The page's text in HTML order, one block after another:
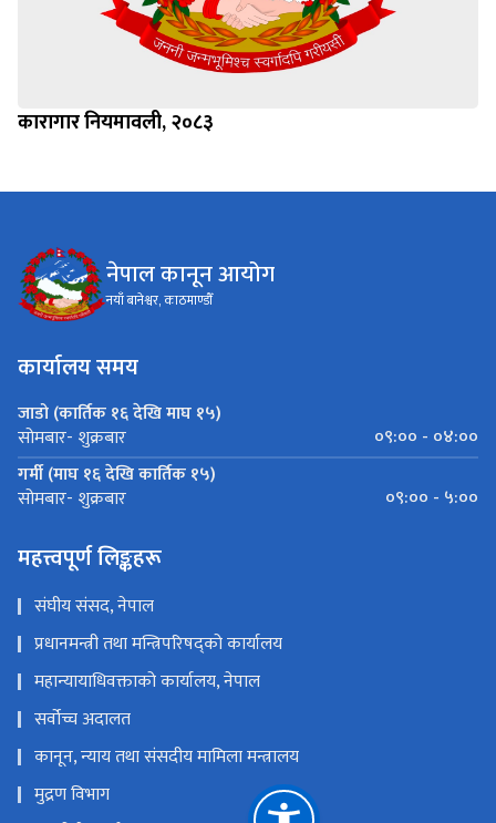
कारागार नियमावली, २०८३
नेपाल कानून आयोग
नयाँ बानेश्वर, काठमाण्डौँ
कार्यालय समय
जाडो (कार्तिक १६ देखि माघ १५)
सोमबार- शुक्रबार
०९:०० - ०४:००
गर्मी (माघ १६ देखि कार्तिक १५)
सोमबार- शुक्रबार ०९:०० - ५:००
महत्त्वपूर्ण लिङ्कहरू
संघीय संसद, नेपाल
प्रधानमन्त्री तथा मन्त्रिपरिषद्को कार्यालय
महान्यायाधिवक्ताको कार्यालय, नेपाल
सर्वोच्च अदालत
कानून, न्याय तथा संसदीय मामिला मन्त्रालय
मुद्रण विभाग